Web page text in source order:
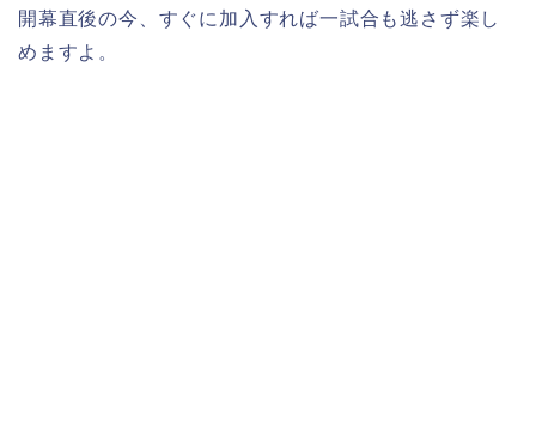
開幕直後の今、すぐに加入すれば一試合も逃さず楽し
めますよ。